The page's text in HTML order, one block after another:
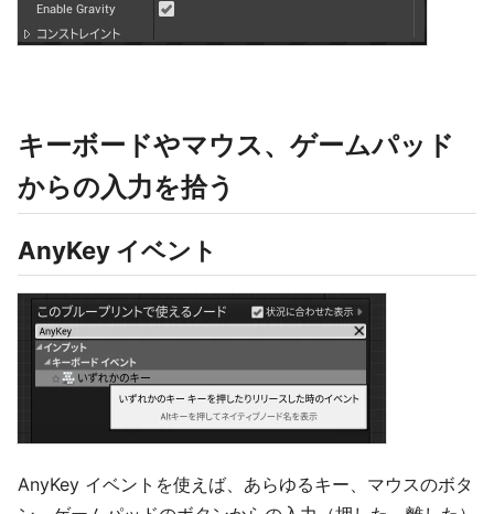
キーボードやマウス、ゲームパッド
からの入力を拾う
AnyKey イベント
AnyKey イベントを使えば、あらゆるキー、マウスのボタ